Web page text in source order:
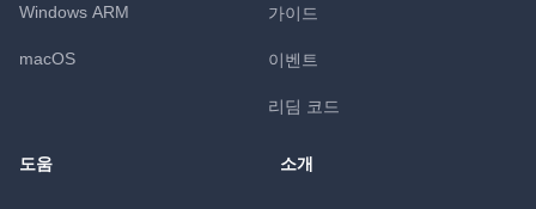
Windows ARM
macOS
가이드
이벤트
리딤 코드
도움 소개